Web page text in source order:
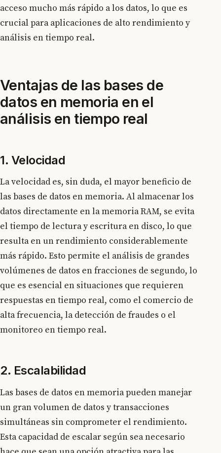
acceso mucho más rápido a los datos, lo que es
crucial para aplicaciones de alto rendimiento y
análisis en tiempo real.
Ventajas de las bases de
datos en memoria en el
análisis en tiempo real
1. Velocidad
La velocidad es, sin duda, el mayor beneficio de
las bases de datos en memoria. Al almacenar los
datos directamente en la memoria RAM, se evita
el tiempo de lectura y escritura en disco, lo que
resulta en un rendimiento considerablemente
más rápido. Esto permite el análisis de grandes
volúmenes de datos en fracciones de segundo, lo
que es esencial en situaciones que requieren
respuestas en tiempo real, como el comercio de
alta frecuencia, la detección de fraudes o el
monitoreo en tiempo real.
2. Escalabilidad
Las bases de datos en memoria pueden manejar
un gran volumen de datos y transacciones
simultáneas sin comprometer el rendimiento.
Esta capacidad de escalar según sea necesario